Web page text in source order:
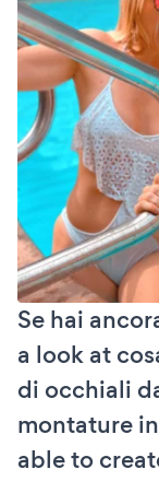
Se hai
a look at
di occhiali
montature
able to